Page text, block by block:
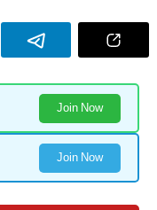
Join Now
Join Now